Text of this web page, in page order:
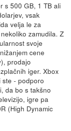
s 500 GB, 1 TB ali
vsak
velja le za
zamudila. Z
svoje
cene
prodajo
iger. Xbox
ste - podporo
da bo s takšno
igre pa
(High Dynamic